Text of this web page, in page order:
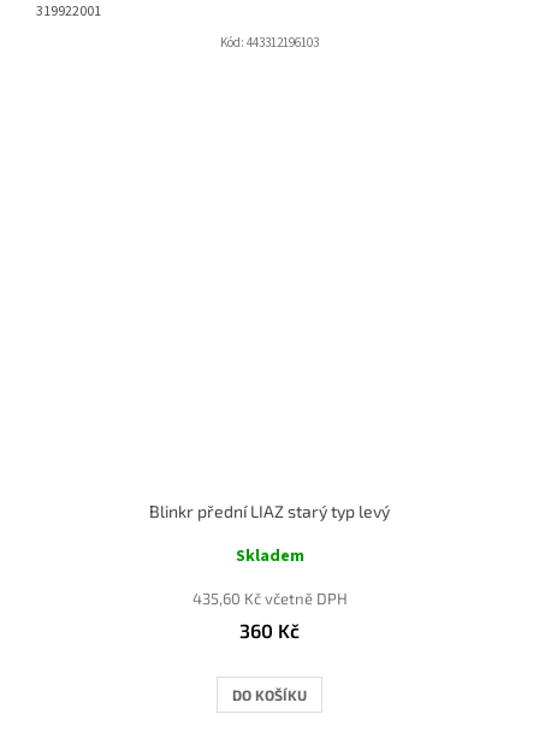
319922001
Kód: 443312196103
Blinkr přední LIAZ starý typ levý
Skladem
435,60 Kč včetně DPH
360 Kč
DO KOŠÍKU